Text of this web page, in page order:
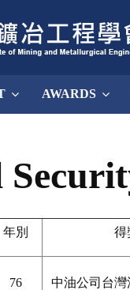
AWARDS
年別 得
76 中油公司台